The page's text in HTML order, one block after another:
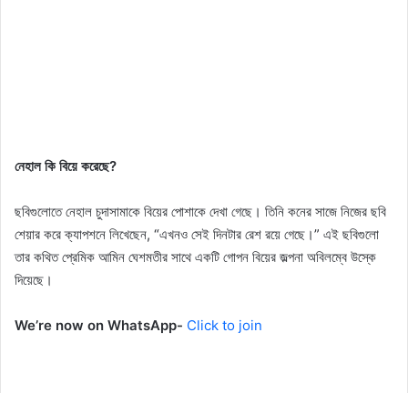
নেহাল কি বিয়ে করেছে?
ছবিগুলোতে নেহাল চুদাসামাকে বিয়ের পোশাকে দেখা গেছে। তিনি কনের সাজে নিজের ছবি
শেয়ার করে ক্যাপশনে লিখেছেন, “এখনও সেই দিনটার রেশ রয়ে গেছে।” এই ছবিগুলো
তার কথিত প্রেমিক আমিন ঘেশমতীর সাথে একটি গোপন বিয়ের জল্পনা অবিলম্বে উস্কে
দিয়েছে।
We’re now on WhatsApp- Click to join